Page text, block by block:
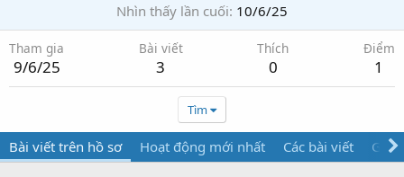
Nhìn thấy lần cuối 10/6/25
Tham gia
9/6/25
Bài viết
3
Thích
0
Điểm
1
Tìm
Bài viết trên hồ sơ Hoạt động mới nhất Các bài viết Giới